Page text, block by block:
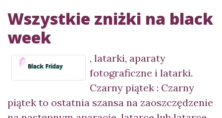
Wszystkie zniżki na black
week
, latarki, aparaty
fotograficzne i latarki.
Czarny piątek : Czarny
piątek to ostatnia szansa na zaoszczędzenie